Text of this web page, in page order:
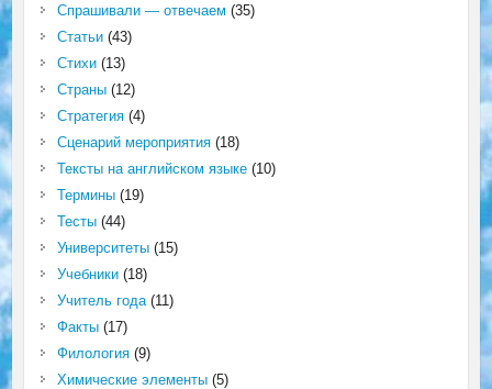
Спрашивали — отвечаем (35)
Статьи(43)
Стихи(13)
Страны(12)
Стратегия(4)
Сценарий мероприятия(18)
Тексты на английском языке(10)
Термины(19)
Тесты(44)
Университеты(15)
Учебники(18)
Учитель года(11)
Факты(17)
Филология(9)
Химические элементы(5)